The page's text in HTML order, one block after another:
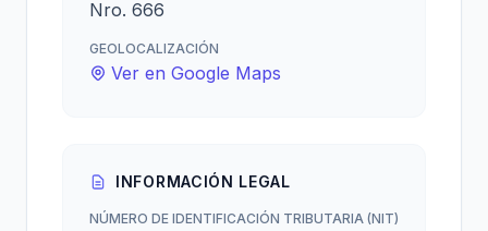
Nro. 666
GEOLOCALIZACIÓN
Ver en Google Maps
INFORMACIÓN LEGAL
NÚMERO DE IDENTIFICACIÓN TRIBUTARIA (NIT)